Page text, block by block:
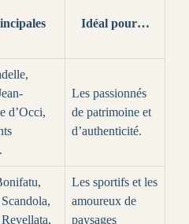
Idéal pour…
d’Occi,
Les passionnés
de patrimoine et
d’authenticité.
Les sportifs et les
amoureux de
paysages